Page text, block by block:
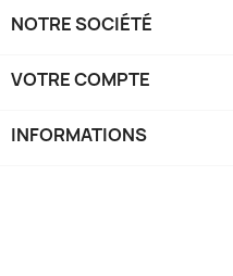
NOTRE SOCIÉTÉ
VOTRE COMPTE
INFORMATIONS